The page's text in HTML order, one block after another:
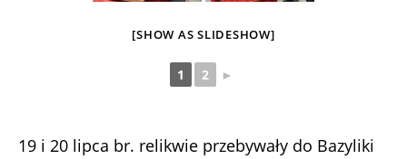
[SHOW AS SLIDESHOW]
1 2 ►
19 i 20 lipca br. relikwie przebywały do Bazyliki